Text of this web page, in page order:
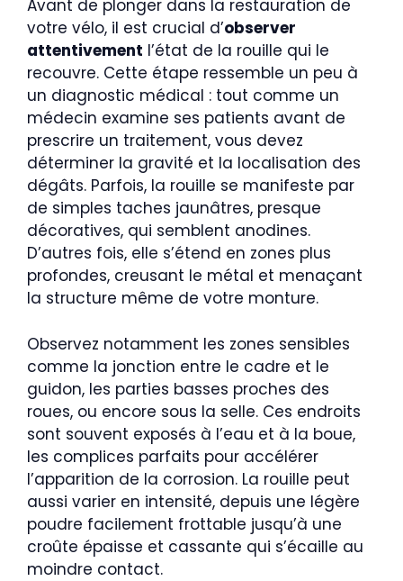
Avant de plonger dans la restauration de
votre vélo, il est crucial d’observer
attentivement l’état de la rouille qui le
recouvre. Cette étape ressemble un peu à
un diagnostic médical : tout comme un
médecin examine ses patients avant de
prescrire un traitement, vous devez
déterminer la gravité et la localisation des
dégâts. Parfois, la rouille se manifeste par
de simples taches jaunâtres, presque
décoratives, qui semblent anodines.
D’autres fois, elle s’étend en zones plus
profondes, creusant le métal et menaçant
la structure même de votre monture.
Observez notamment les zones sensibles
comme la jonction entre le cadre et le
guidon, les parties basses proches des
roues, ou encore sous la selle. Ces endroits
sont souvent exposés à l’eau et à la boue,
les complices parfaits pour accélérer
l’apparition de la corrosion. La rouille peut
aussi varier en intensité, depuis une légère
poudre facilement frottable jusqu’à une
croûte épaisse et cassante qui s’écaille au
moindre contact.